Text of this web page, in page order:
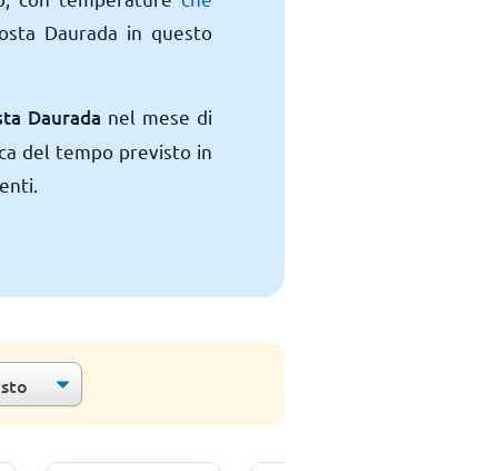
Daurada in questo
Daurada nel mese di
del tempo previsto in